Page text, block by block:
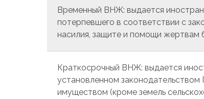
Временный ВНЖ: выдается
потерпевшего в соответствии с
насилия, защите и помощи жертвам
Краткосрочный ВНЖ: выдается
установленном
имуществом (кроме земель